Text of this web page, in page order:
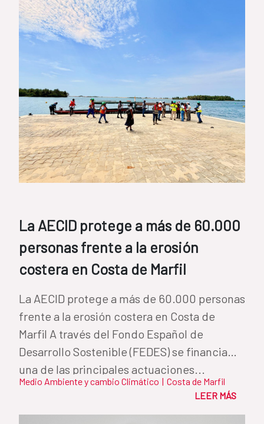
La AECID protege a más de 60.000
personas frente a la erosión
costera en Costa de Marfil
La AECID protege a más de 60.000 personas
frente a la erosión costera en Costa de
Marfil A través del Fondo Español de
Desarrollo Sostenible (FEDES) se financia
una de las principales actuaciones...
Medio Ambiente y cambio Climático | Costa de Marfil
LEER MÁS